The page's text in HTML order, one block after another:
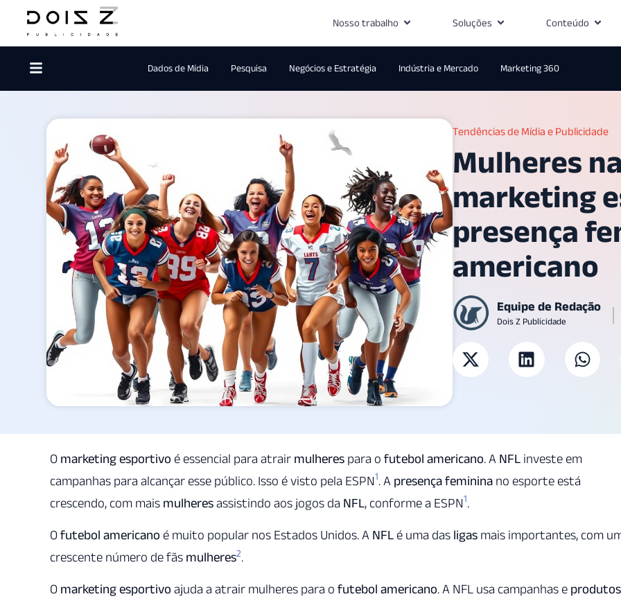
Nosso trabalho Soluções Conteúdo
Dados de Mídia Pesquisa Negócios e Estratégia Indústria e Mercado Marketing 360
Tendências de Mídia e Publicidade
Mulheres
marketing
presença
americano
Equipe de Redação
Dois Z Publicidade
O marketing esportivo é essencial para atrair mulheres para o futebol americano. A NFL investe em
campanhas para alcançar esse público. Isso é visto pela ESPN1. A presença feminina no esporte está
crescendo, com mais mulheresassistindo aos jogos da NFL, conforme a ESPN1.
Ofutebol americano é muito popular nos Estados Unidos. A NFL é uma das ligas mais importantes, com
crescente número de fãs mulheres2.
O marketing esportivo ajuda a atrair mulheres para o futebol americano. A NFL usa campanhas e produtos